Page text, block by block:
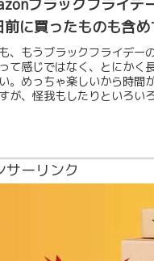
ブラックフライデ
前に買ったものも含
、もうブラックフライデー
て感じではなく、とにかく
。めっちゃ楽しいから時間
が、怪我もしたりといろい
サーリンク